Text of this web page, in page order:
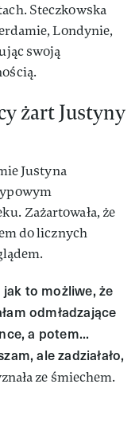
Steczkowska
Londynie,
swoją
żart Justyny
Justyna
Zażartowała, że
do licznych
to możliwe, że
odmładzające
a potem...
ale zadziałało,
ze śmiechem.